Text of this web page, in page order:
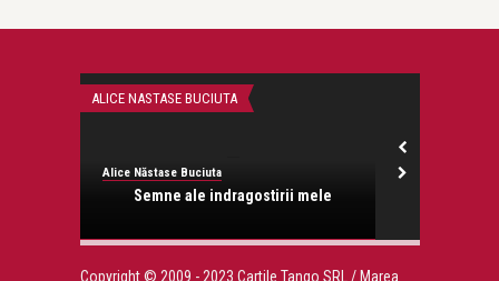
ALICE NASTASE BUCIUTA
Alice Năstase Buciuta
Semne ale indragostirii mele
Copyright © 2009 - 2023 Cartile Tango SRL / Marea